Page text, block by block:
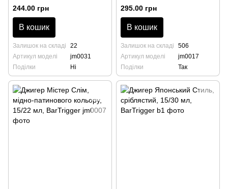
BarTrigger
244.00 грн
В кошик
Залишок на складі
22
Артикул моделі
jm0031
Поділки
Ні
мл, BarTrigger
295.00 грн
В кошик
Залишок на складі
506
Артикул моделі
jm0017
Поділки
Так